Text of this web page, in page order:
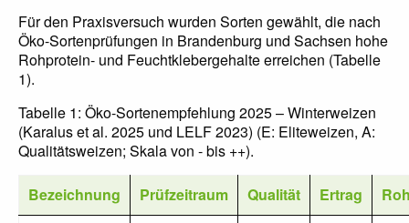
Für den Praxisversuch wurden Sorten gewählt, die nach
Öko-Sortenprüfungen in Brandenburg und Sachsen hohe
Rohprotein- und Feuchtklebergehalte erreichen (Tabelle
1).
Tabelle 1: Öko-Sortenempfehlung 2025 – Winterweizen
(Karalus et al. 2025 und LELF 2023) (E: Eliteweizen, A:
Qualitätsweizen; Skala von - bis ++).
Bezeichnung Prüfzeitraum Qualität Ertrag